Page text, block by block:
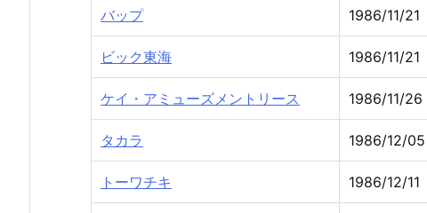
バップ 1986/11/21
ビック東海 1986/11/21
ケイ・アミューズメントリース 1986/11/26
タカラ 1986/12/05
トーワチキ 1986/12/11